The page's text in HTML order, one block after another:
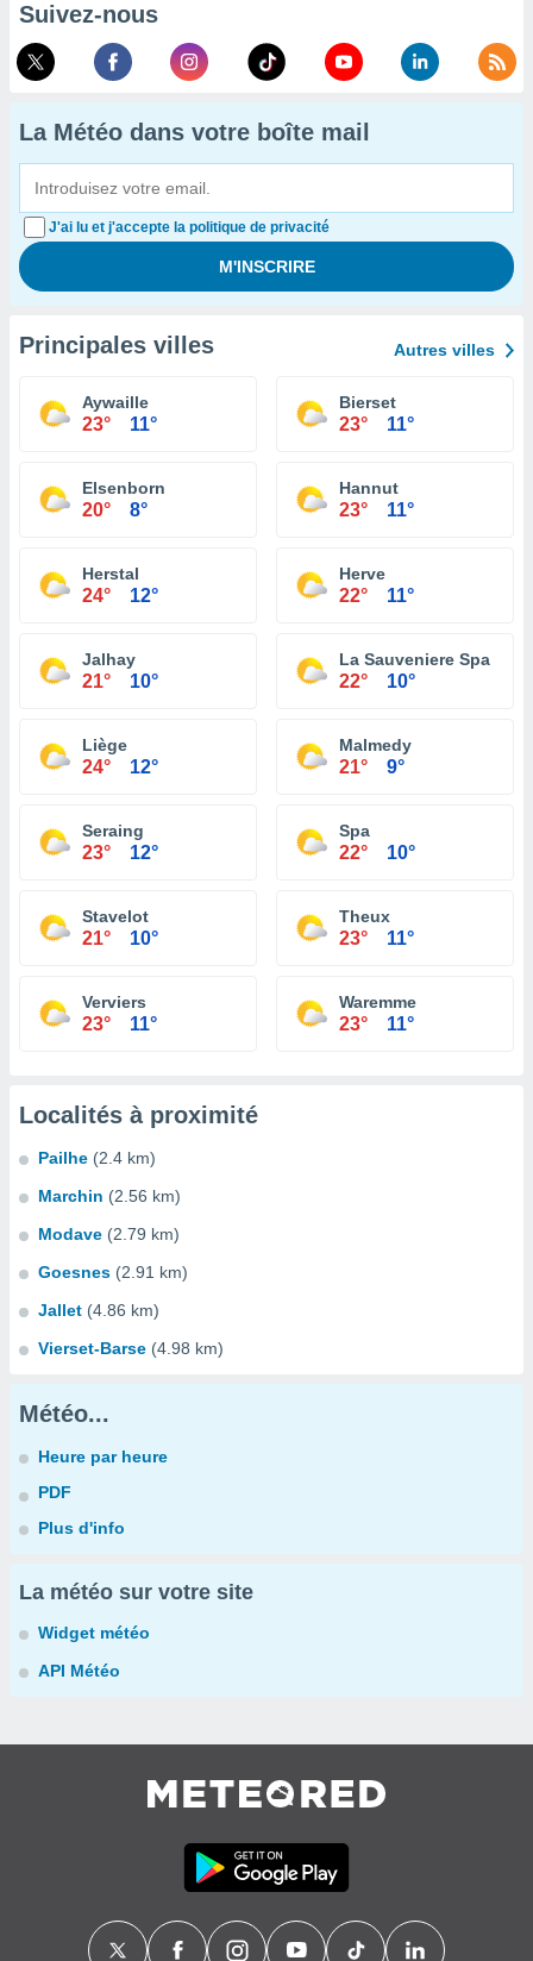
Suivez-nous
La Météo dans votre boîte mail
J'ai lu et j'accepte la politique de privacité
Principales villes Autres villes
Aywaille
23° 11°
Bierset
23° 11°
Elsenborn
20° 8°
Hannut
23° 11°
Herstal
24° 12°
Herve
22° 11°
Jalhay
21° 10°
La Sauveniere Spa
22° 10°
Liège
24° 12°
Malmedy
21° 9°
Seraing
23° 12°
Spa
22° 10°
Stavelot
21° 10°
Theux
23° 11°
Verviers
23° 11°
Waremme
23° 11°
Localités à proximité
Pailhe (2.4 km)
Marchin (2.56 km)
Modave (2.79 km)
Goesnes (2.91 km)
Jallet (4.86 km)
Vierset-Barse (4.98 km)
Météo...
Heure par heure
PDF
Plus d'info
La météo sur votre site
Widget météo
API Météo